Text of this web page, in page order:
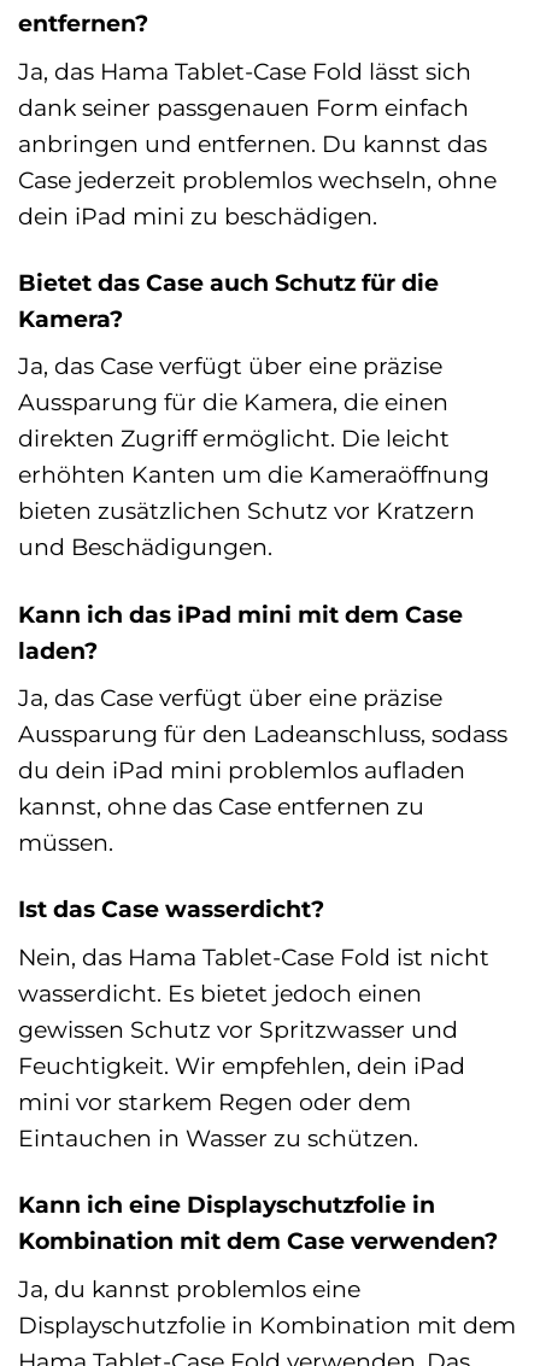
entfernen?
Ja, das Hama Tablet-Case Fold lässt sich
dank seiner passgenauen Form einfach
anbringen und entfernen. Du kannst das
Case jederzeit problemlos wechseln, ohne
dein iPad mini zu beschädigen.
Bietet das Case auch Schutz für die
Kamera?
Ja, das Case verfügt über eine präzise
Aussparung für die Kamera, die einen
direkten Zugriff ermöglicht. Die leicht
erhöhten Kanten um die Kameraöffnung
bieten zusätzlichen Schutz vor Kratzern
und Beschädigungen.
Kann ich das iPad mini mit dem Case
laden?
Ja, das Case verfügt über eine präzise
Aussparung für den Ladeanschluss, sodass
du dein iPad mini problemlos aufladen
kannst, ohne das Case entfernen zu
müssen.
Ist das Case wasserdicht?
Nein, das Hama Tablet-Case Fold ist nicht
wasserdicht. Es bietet jedoch einen
gewissen Schutz vor Spritzwasser und
Feuchtigkeit. Wir empfehlen, dein iPad
mini vor starkem Regen oder dem
Eintauchen in Wasser zu schützen.
Kann ich eine Displayschutzfolie in
Kombination mit dem Case verwenden?
Ja, du kannst problemlos eine
Displayschutzfolie in Kombination mit dem